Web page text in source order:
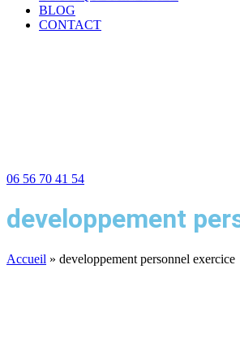
BLOG
CONTACT
06 56 70 41 54
developpement
Accueil » developpement personnel exercice